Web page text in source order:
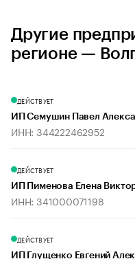
Другие
регионе —
ДЕЙСТВУЕТ
ИП Семушин Павел
ИНН: 344222462952
ДЕЙСТВУЕТ
ИП Пименова Елена
ИНН: 341000071198
ДЕЙСТВУЕТ
ИП Глущенко Евгений